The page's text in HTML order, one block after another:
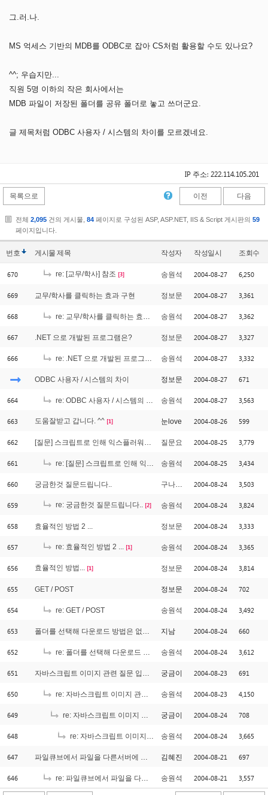
그.러.나.
MS 억세스 기반의 MDB를 ODBC로 잡아 CS처럼 활용할 수도 있나요?
^^; 우습지만...
직원 5명 이하의 작은 회사에서는
MDB 파일이 저장된 폴더를 공유 폴더로 놓고 쓰더군요.
글 제목처럼 ODBC 사용자 / 시스템의 차이를 모르겠네요.
IP 주소: 222.114.105.201
목록으로 이전 다음
전체 2,095 건의 게시물, 84 페이지로 구성된 ASP, ASP.NET, IIS & Script 게시판의 59
페이지입니다.
번호 게시물제목 작성자 작성일시 조회수
670 re: [교무/학사] 참조 [3] 송원석 2004-08-27 6,250
669 교무/학사를 클릭하는 효과 구현 정보문 2004-08-27 3,361
668 re: 교무/학사를 클릭하는 효과 구현 송원석 2004-08-27 3,362
667 .NET 으로 개발된 프로그램은? 정보문 2004-08-27 3,327
666 re: .NET 으로 개발된 프로그램은? 송원석 2004-08-27 3,332
ODBC 사용자 / 시스템의 차이 정보문 2004-08-27 671
664 re: ODBC 사용자 / 시스템의 차이 송원석 2004-08-27 3,563
663 도움잘받고 갑니다. ^^ [1] 눈love 2004-08-26 599
662 [질문] 스크립트로 인해 익스플러워가 느려진다는 경고 질문요 2004-08-25 3,779
661 re: [질문] 스크립트로 인해 익스플러워가 느려진다는 경고 송원석 2004-08-25 3,434
660 궁금한것 질문드립니다.. 구나구나 2004-08-24 3,503
659 re: 궁금한것 질문드립니다.. [2] 송원석 2004-08-24 3,824
658 효율적인 방법 2 ... 정보문 2004-08-24 3,333
657 re: 효율적인 방법 2 ... [1] 송원석 2004-08-24 3,365
656 효율적인 방법... [1] 정보문 2004-08-24 3,814
655 GET / POST 정보문 2004-08-24 702
654 re: GET / POST 송원석 2004-08-24 3,492
653 폴더를 선택해 다운로드 방법은 없나요 지남 2004-08-24 660
652 re: 폴더를 선택해 다운로드 방법은 없나요 송원석 2004-08-24 3,612
651 자바스크립트 이미지 관련 질문 입니다 궁금이 2004-08-23 691
650 re: 자바스크립트 이미지 관련 질문 입니다 송원석 2004-08-23 4,150
649 re: 자바스크립트 이미지 관련 질문 입니다 궁금이 2004-08-24 708
648 re: 자바스크립트 이미지 관련 질문 입니다 송원석 2004-08-24 3,665
647 파일큐브에서 파일을 다른서버에 저장할때 김혜진 2004-08-21 697
646 re: 파일큐브에서 파일을 다른서버에 저장할때 송원석 2004-08-21 3,557